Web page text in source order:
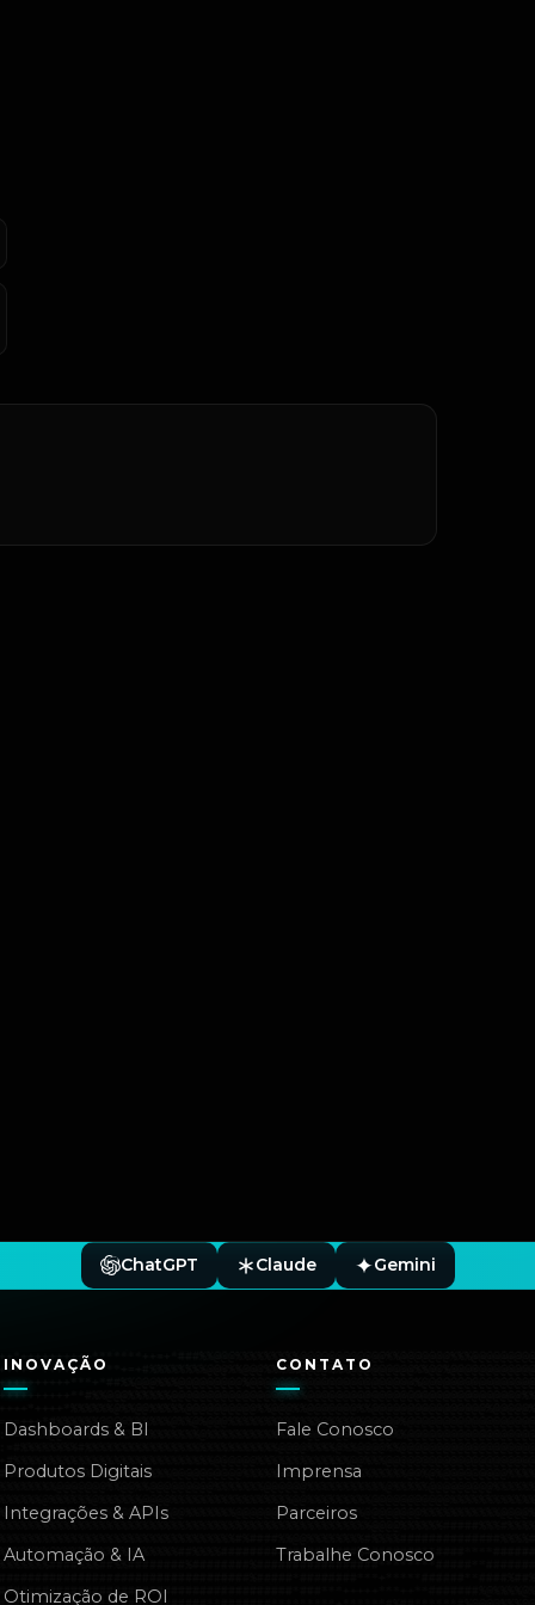
ChatGPT Claude Gemini
INOVAÇÃO
Dashboards & BI
Produtos Digitais
Integrações & APIs
Automação & IA
Otimização de ROI
CONTATO
Fale Conosco
Imprensa
Parceiros
Trabalhe Conosco